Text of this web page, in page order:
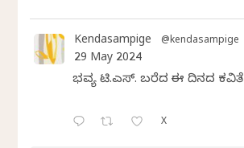
Kendasampige @kendasampige
29 May 2024
ಭವ್ಯ ಟಿ.ಎಸ್. ಬರೆದ ಈ ದಿನದ ಕವಿತೆ
X